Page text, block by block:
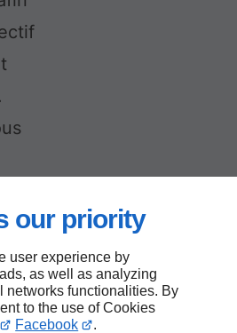
our priority
user experience by
as well as analyzing
networks functionalities. By
to the use of Cookies
Facebook .